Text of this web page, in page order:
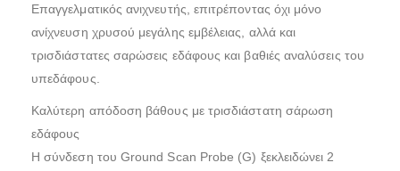
Επαγγελματικός ανιχνευτής, επιτρέποντας όχι μόνο
ανίχνευση χρυσού μεγάλης εμβέλειας, αλλά και
τρισδιάστατες σαρώσεις εδάφους και βαθιές αναλύσεις του
υπεδάφους.
Καλύτερη απόδοση βάθους με τρισδιάστατη σάρωση
εδάφους
Η σύνδεση του Ground Scan Probe (G) ξεκλειδώνει 2